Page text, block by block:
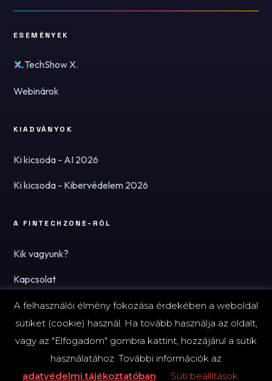
ESEMÉNYEK
TechShow X.
Webinárok
KIADVÁNYOK
Ki kicsoda - AI 2026
Ki kicsoda - Kibervédelem 2026
A FINTECHZONE-RÓL
Kik vagyunk?
Kapcsolat
Hírlevél
© 2026 FinTechZone.hu - A FinTech Group Kft.
A felhasználói élmény fokozása érdekében a weboldal
sütiket (cookie) használ. Ha tovább használja az oldalt,
vagy az "Elfogadom" gombra kattint, hozzájárul a sütik
használatához. További információk az
adatvédelmi tájékoztatóban
Süti beállítások